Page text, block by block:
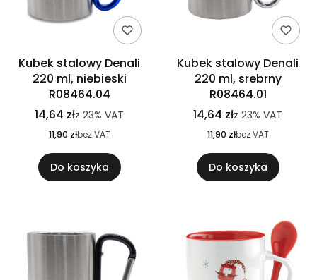
Kubek stalowy Denali
220 ml, niebieski
R08464.04
14,64 złz 23% VAT
11,90 złbez VAT
Do koszyka
Kubek stalowy Denali
220 ml, srebrny
R08464.01
14,64 złz 23% VAT
11,90 złbez VAT
Do koszyka